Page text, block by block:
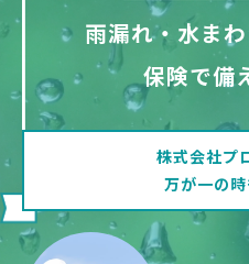
雨漏れ・水ま
保険で備
株式会社プ
万が一の